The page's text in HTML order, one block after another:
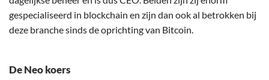
gespecialiseerd in blockchain en zijn dan ook al betrokken bij
deze branche sinds de oprichting van Bitcoin.
De Neo koers